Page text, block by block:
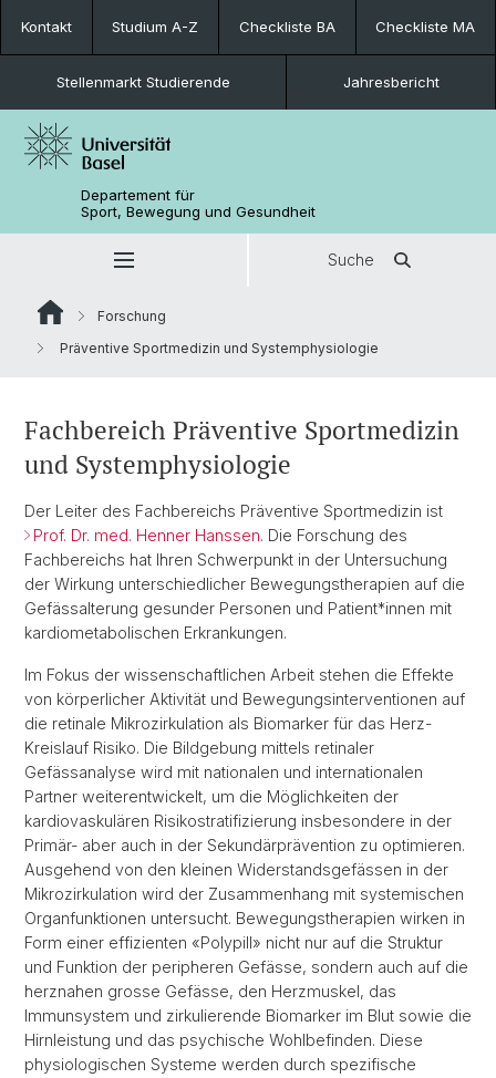
Kontakt Studium A-Z Checkliste BA Checkliste MA
Stellenmarkt Studierende Jahresbericht
Departement für
Sport, Bewegung und Gesundheit
Suche
Forschung
Präventive Sportmedizin und Systemphysiologie
Fachbereich Präventive Sportmedizin
und Systemphysiologie
Der Leiter des Fachbereichs Präventive Sportmedizin ist
Prof. Dr. med. Henner Hanssen. Die Forschung des
Fachbereichs hat Ihren Schwerpunkt in der Untersuchung
der Wirkung unterschiedlicher Bewegungstherapien auf die
Gefässalterung gesunder Personen und Patient*innen mit
kardiometabolischen Erkrankungen.
Im Fokus der wissenschaftlichen Arbeit stehen die Effekte
von körperlicher Aktivität und Bewegungsinterventionen auf
die retinale Mikrozirkulation als Biomarker für das Herz-
Kreislauf Risiko. Die Bildgebung mittels retinaler
Gefässanalyse wird mit nationalen und internationalen
Partner weiterentwickelt, um die Möglichkeiten der
kardiovaskulären Risikostratifizierung insbesondere in der
Primär- aber auch in der Sekundärprävention zu optimieren.
Ausgehend von den kleinen Widerstandsgefässen in der
Mikrozirkulation wird der Zusammenhang mit systemischen
Organfunktionen untersucht. Bewegungstherapien wirken in
Form einer effizienten «Polypill» nicht nur auf die Struktur
und Funktion der peripheren Gefässe, sondern auch auf die
herznahen grosse Gefässe, den Herzmuskel, das
Immunsystem und zirkulierende Biomarker im Blut sowie die
Hirnleistung und das psychische Wohlbefinden. Diese
physiologischen Systeme werden durch spezifische